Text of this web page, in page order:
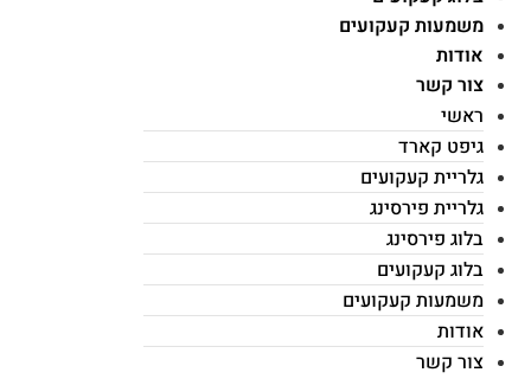
משמעות קעקועים
אודות
צור קשר
ראשי
גיפט קארד
גלריית קעקועים
גלריית פירסינג
בלוג פירסינג
בלוג קעקועים
משמעות קעקועים
אודות
צור קשר